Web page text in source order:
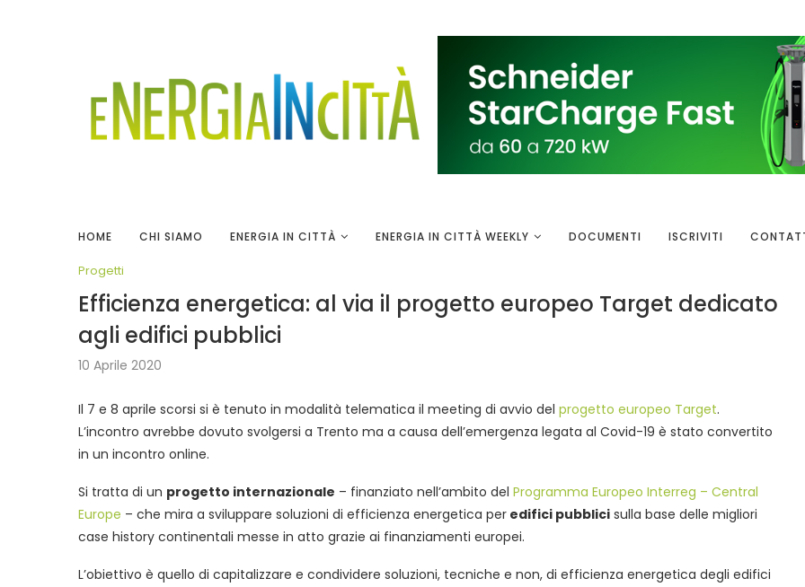
HOME CHI SIAMO ENERGIA IN CITTÀ ENERGIA IN CITTÀ WEEKLY DOCUMENTI ISCRIVITI
Progetti
Efficienza energetica: al via il progetto europeo Target dedicato
agli edifici pubblici
10 Aprile 2020
Il 7 e 8 aprile scorsi si è tenuto in modalità telematica il meeting di avvio del progetto europeo Target.
L’incontro avrebbe dovuto svolgersi a Trento ma a causa dell’emergenza legata al Covid-19 è stato convertito
in un incontro online.
Si tratta di un progetto internazionale – finanziato nell’ambito del Programma Europeo Interreg – Central
Europe – che mira a sviluppare soluzioni di efficienza energetica per edifici pubblici sulla base delle migliori
case history continentali messe in atto grazie ai finanziamenti europei.
L’obiettivo è quello di capitalizzare e condividere soluzioni, tecniche e non, di efficienza energetica degli edifici